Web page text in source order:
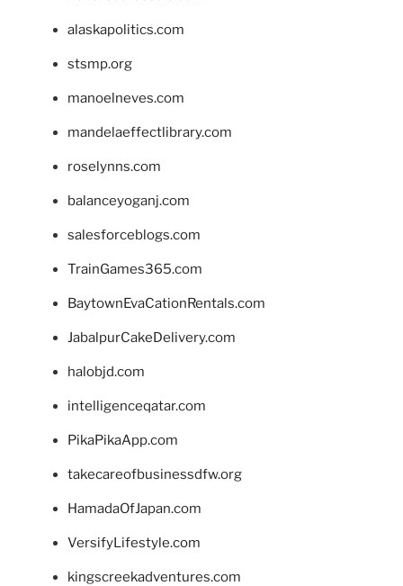
alaskapolitics.com
stsmp.org
manoelneves.com
mandelaeffectlibrary.com
roselynns.com
balanceyoganj.com
salesforceblogs.com
TrainGames365.com
BaytownEvaCationRentals.com
JabalpurCakeDelivery.com
halobjd.com
intelligenceqatar.com
PikaPikaApp.com
takecareofbusinessdfw.org
HamadaOfJapan.com
VersifyLifestyle.com
kingscreekadventures.com